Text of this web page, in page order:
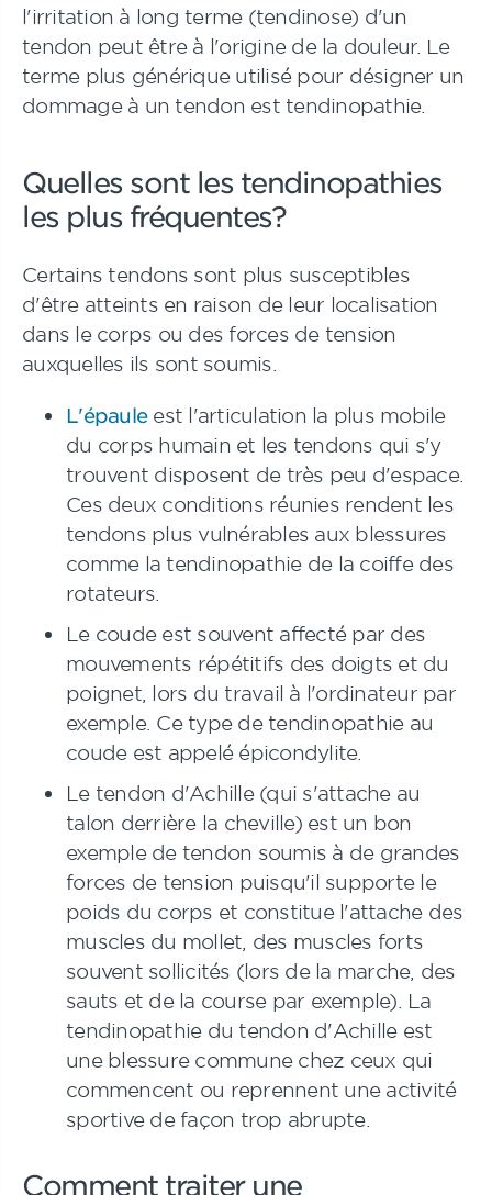
l'irritation à long terme (tendinose) d'un
tendon peut être à l'origine de la douleur. Le
terme plus générique utilisé pour désigner un
dommage à un tendon est tendinopathie.
Quelles sont les tendinopathies
les plus fréquentes?
Certains tendons sont plus susceptibles
d'être atteints en raison de leur localisation
dans le corps ou des forces de tension
auxquelles ils sont soumis.
L'épauleest l'articulation la plus mobile
du corps humain et les tendons qui s'y
trouvent disposent de très peu d'espace.
Ces deux conditions réunies rendent les
tendons plus vulnérables aux blessures
comme la tendinopathie de la coiffe des
rotateurs.
Le coude est souvent affecté par des
mouvements répétitifs des doigts et du
poignet, lors du travail à l'ordinateur par
exemple. Ce type de tendinopathie au
coude est appelé épicondylite.
Le tendon d'Achille (qui s'attache au
talon derrière la cheville) est un bon
exemple de tendon soumis à de grandes
forces de tension puisqu'il supporte le
poids du corps et constitue l'attache des
muscles du mollet, des muscles forts
souvent sollicités (lors de la marche, des
sauts et de la course par exemple). La
tendinopathie du tendon d'Achille est
une blessure commune chez ceux qui
commencent ou reprennent une activité
sportive de façon trop abrupte.
Comment traiter une